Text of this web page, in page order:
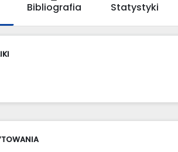
Bibliografia Statystyki